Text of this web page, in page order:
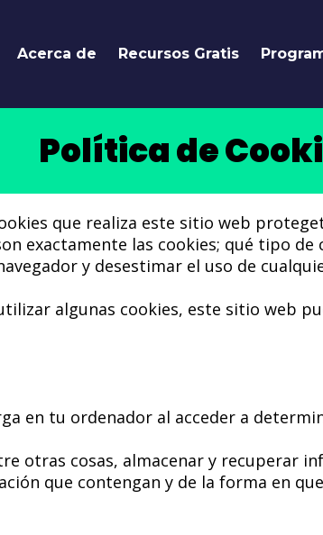
Acerca de Recursos Gratis
Política de
que realiza este sitio web
exactamente las cookies; qué tipo
y desestimar el uso de
algunas cookies, este sitio web
en tu ordenador al acceder a
otras cosas, almacenar y recuperar
que contengan y de la forma en